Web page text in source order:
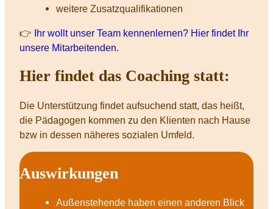
weitere Zusatzqualifikationen
👉 Ihr wollt unser Team kennenlernen? Hier findet Ihr
unsere Mitarbeitenden.
Hier findet das Coaching statt:
Die Unterstützung findet aufsuchend statt, das heißt,
die Pädagogen kommen zu den Klienten nach Hause
bzw in dessen näheres sozialen Umfeld.
Auswirkungen
Außenstehende haben einen anderen Blick